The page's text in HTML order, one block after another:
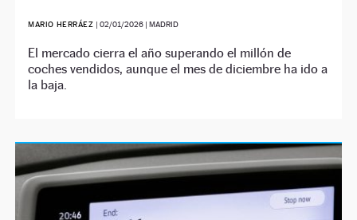
MARIO HERRÁEZ |02/01/2026 | MADRID
El mercado cierra el año superando el millón de
coches vendidos, aunque el mes de diciembre ha ido a
la baja.